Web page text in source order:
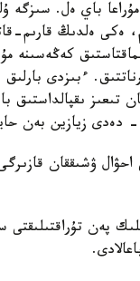
باي ەل. سىزگە
كەڭەسىنە
ءبىزدى
تىعىز ىقپالداستىق
- دەدى زيازين بەن
ۋشىققان
پەن